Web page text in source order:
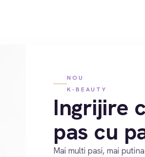
NOU
K-BEAUTY
Ingrijire
pas cu
Mai multi pasi, mai